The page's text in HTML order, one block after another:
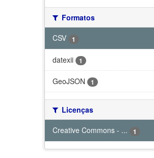
Formatos
CSV
1
datexii 1
GeoJSON 1
Licenças
Creative Commons - ...
1